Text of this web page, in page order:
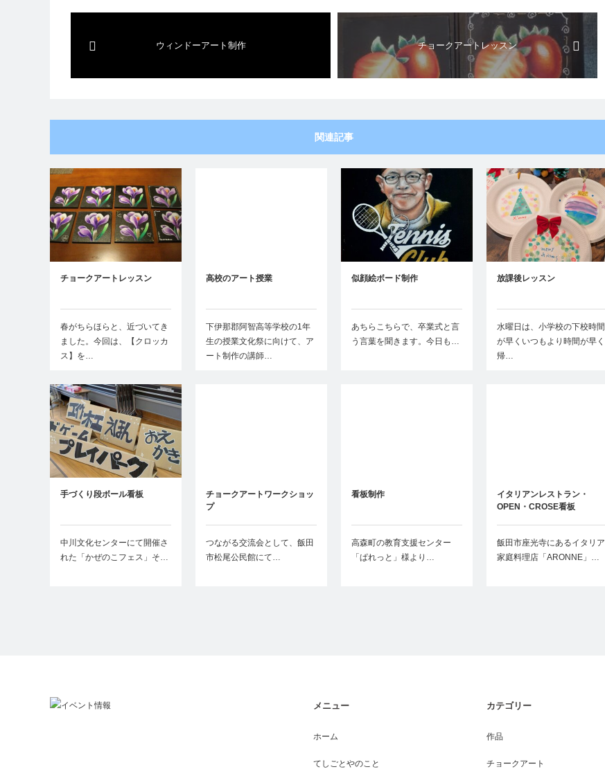
ウィンドーアート制作 チョークアートレッスン
関連記事
チョークアートレッスン
春がちらほらと、近づいてき
ました。今回は、【クロッカ
ス】を…
高校のアート授業
下伊那郡阿智高等学校の1年
生の授業文化祭に向けて、ア
ート制作の講師…
似顔絵ボード制作
あちらこちらで、卒業式と言
う言葉を聞きます。今日も…
放課後レッスン
水曜日は、小学校の下校時間
が早くいつもより時間が早く
帰…
手づくり段ボール看板
中川文化センターにて開催さ
れた「かぜのこフェス」そ…
チョークアートワークショッ
プ
つながる交流会として、飯田
市松尾公民館にて…
看板制作
高森町の教育支援センター
「ぱれっと」様より…
イタリアンレストラン・
OPEN・CROSE看板
飯田市座光寺にあるイタリア
家庭料理店「ARONNE」…
メニュー
ホーム
てしごとやのこと
カテゴリー
作品
チョークアート